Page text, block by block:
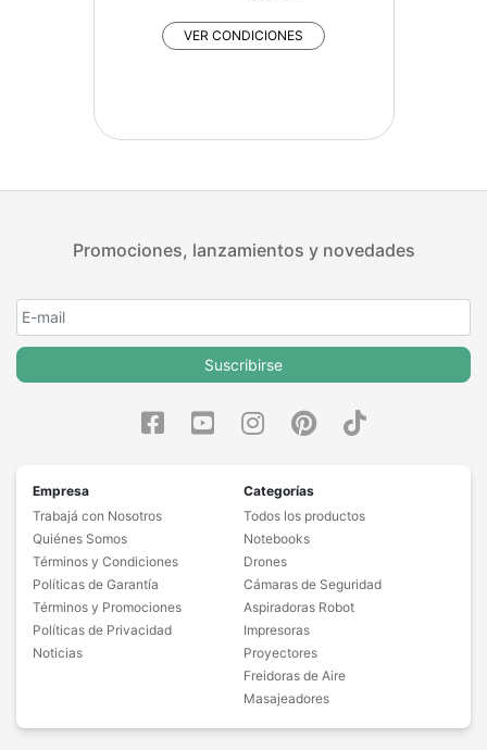
VER CONDICIONES
Promociones, lanzamientos y novedades
Suscribirse
Empresa
Trabajá con Nosotros
Quiénes Somos
Términos y Condiciones
Políticas de Garantía
Términos y Promociones
Políticas de Privacidad
Noticias
Categorías
Todos los productos
Notebooks
Drones
Cámaras de Seguridad
Aspiradoras Robot
Impresoras
Proyectores
Freidoras de Aire
Masajeadores